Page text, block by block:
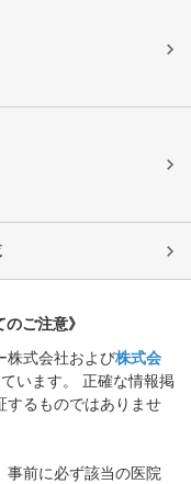
ご注意》
株式会社および株式会
います。 正確な情報掲
するものではありませ
事前に必ず該当の医院